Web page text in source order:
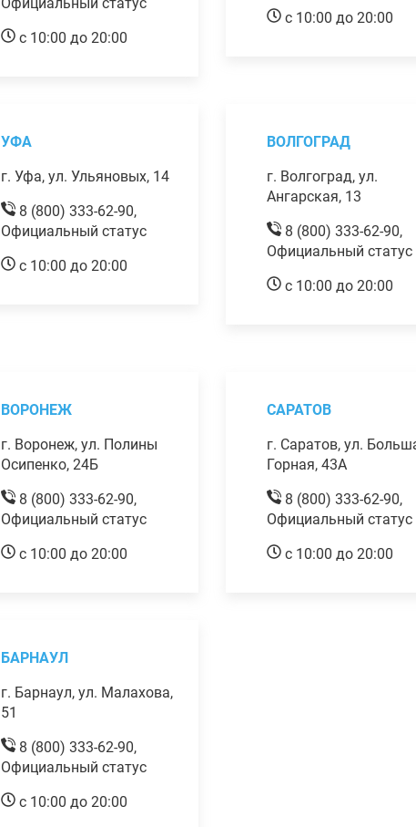
с 10:00 до 20:00
с 10:00 до 20:00
УФА
г. Уфа, ул. Ульяновых, 14
8 (800) 333-62-90,
Официальный статус
с 10:00 до 20:00
ВОЛГОГРАД
г. Волгоград, ул.
Ангарская, 13
8 (800) 333-62-90,
Официальный статус
с 10:00 до 20:00
ВОРОНЕЖ
г. Воронеж, ул. Полины
Осипенко, 24Б
8 (800) 333-62-90,
Официальный статус
с 10:00 до 20:00
САРАТОВ
г. Саратов, ул.
Горная, 43А
8 (800) 333-62-90,
Официальный статус
с 10:00 до 20:00
БАРНАУЛ
г. Барнаул, ул. Малахова,
51
8 (800) 333-62-90,
Официальный статус
с 10:00 до 20:00